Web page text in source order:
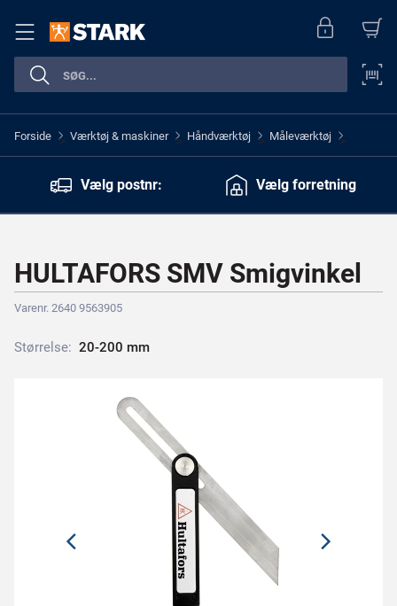
Forside > Værktøj & maskiner > Håndværktøj > Måleværktøj >
Vælg postnr: Vælg forretning
HULTAFORS SMV Smigvinkel
Varenr. 2640 9563905
Størrelse: 20-200 mm